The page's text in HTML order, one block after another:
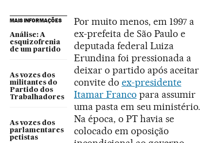
MAIS INFORMAÇÕES
Análise: A
esquizofrenia
de um partido
As vozes dos
militantes do
Partido dos
Trabalhadores
As vozes dos
parlamentares
petistas
Por muito menos, em 1997 a
ex-prefeita de São Paulo e
deputada federal Luiza
Erundina foi pressionada a
deixar o partido após aceitar
convite do ex-presidente
Itamar Franco para assumir
uma pasta em seu ministério.
Na época, o PT havia se
colocado em oposição